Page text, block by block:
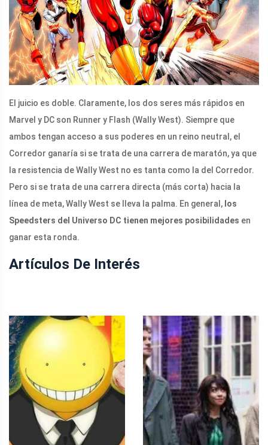
El juicio es doble. Claramente, los dos seres más rápidos en
Marvel y DC son Runner y Flash (Wally West). Siempre que
ambos tengan acceso a sus poderes en un reino neutral, el
Corredor ganaría si se trata de una carrera de maratón, ya que
la resistencia de Wally West no es tanta como la del Corredor.
Pero si se trata de una carrera directa (más corta) hacia la
línea de meta, Wally West se lleva la palma. En general, los
Speedsters del Universo DC tienen mejores posibilidades en
ganar esta ronda.
Artículos De Interés